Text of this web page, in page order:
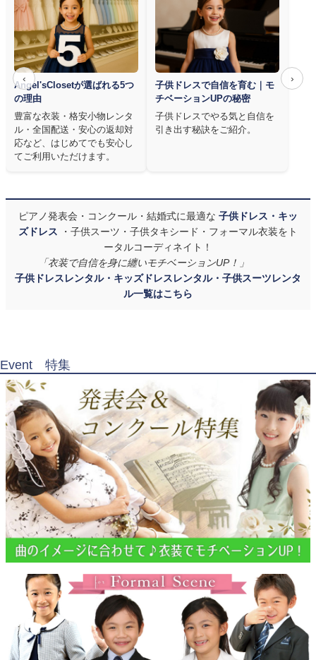
‹ ›
Angel'sClosetが選ばれる5つ
の理由
豊富な衣装・格安小物レンタ
ル・全国配送・安心の返却対
応など、はじめてでも安心し
てご利用いただけます。
子供ドレスで自信を育む｜モ
チベーションUPの秘密
子供ドレスでやる気と自信を
引き出す秘訣をご紹介。
ピアノ発表会・コンクール・結婚式に最適な 子供ドレス・キッ
ズドレス
・子供スーツ・子供タキシード・フォーマル衣装をト
ータルコーディネイト！
「衣装で自信を身に纏いモチベーションUP！」
子供ドレスレンタル・キッズドレスレンタル・子供スーツレンタ
ル一覧はこちら
Event 特集